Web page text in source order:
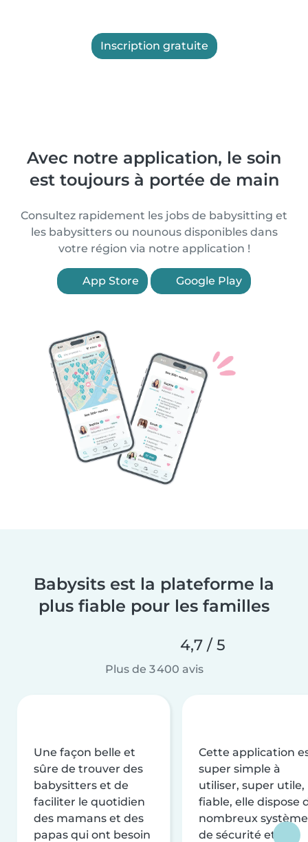
Inscription gratuite
Avec notre application, le soin
est toujours à portée de main
Consultez rapidement les jobs de babysitting et
les babysitters ou nounous disponibles dans
votre région via notre application !
App Store Google Play
Babysits est la plateforme la
plus fiable pour les familles
4,7 / 5
Plus de 3 400 avis
Une façon belle et
sûre de trouver des
babysitters et de
faciliter le quotidien
des mamans et des
papas qui ont besoin
Cette application
super simple à
utiliser, super utile,
fiable, elle dispose
nombreux
de sécurité et de